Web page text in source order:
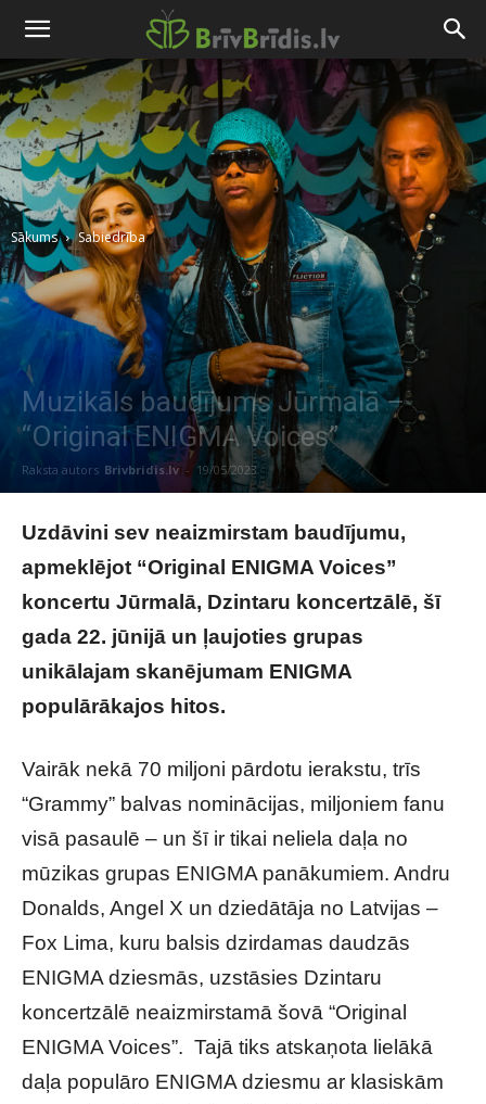
Sākums Sabiedrība
Muzikāls baudījums Jūrmalā –
“Original ENIGMA Voices”
Raksta autors Brivbridis.lv - 19/05/2023
Uzdāvini sev neaizmirstam baudījumu,
apmeklējot “Original ENIGMA Voices”
koncertu Jūrmalā, Dzintaru koncertzālē, šī
gada 22. jūnijā un ļaujoties grupas
unikālajam skanējumam ENIGMA
populārākajos hitos.
Vairāk nekā 70 miljoni pārdotu ierakstu, trīs
“Grammy” balvas nominācijas, miljoniem fanu
visā pasaulē – un šī ir tikai neliela daļa no
mūzikas grupas ENIGMA panākumiem. Andru
Donalds, Angel X un dziedātāja no Latvijas –
Fox Lima, kuru balsis dzirdamas daudzās
ENIGMA dziesmās, uzstāsies Dzintaru
koncertzālē neaizmirstamā šovā “Original
ENIGMA Voices”. Tajā tiks atskaņota lielākā
daļa populāro ENIGMA dziesmu ar klasiskām